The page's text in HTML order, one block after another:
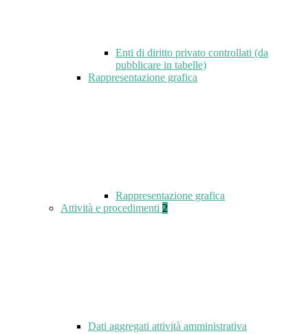
Enti di diritto privato controllati (da
pubblicare in tabelle)
Rappresentazione grafica
Rappresentazione grafica
Attività e procedimenti 2
Dati aggregati attività amministrativa